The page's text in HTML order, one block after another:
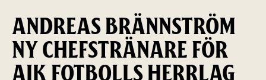
ANDREAS BRÄNNSTRÖM
NY CHEFSTRÄNARE FÖR
AIK FOTBOLLS HERRLAG